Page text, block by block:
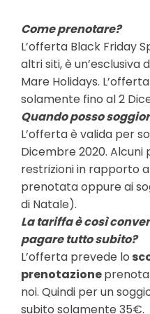
Come prenotare?
L’offerta Black Friday
altri siti, è un’esclusiva
Mare Holidays.
solamente fino al 2
Quando posso
L’offerta è valida per
Dicembre 2020.
restrizioni in rapporto
prenotata oppure ai
di Natale).
La tariffa è così
pagare tutto subito?
L’offerta prevede lo
prenotazione
noi. Quindi per un
subito solamente 35€.